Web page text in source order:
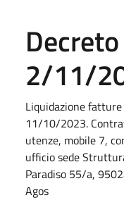
2/11/
Liquidazione
11/10/2023.
utenze, mobile 7,
ufficio sede
Paradiso 55/a,
Agos